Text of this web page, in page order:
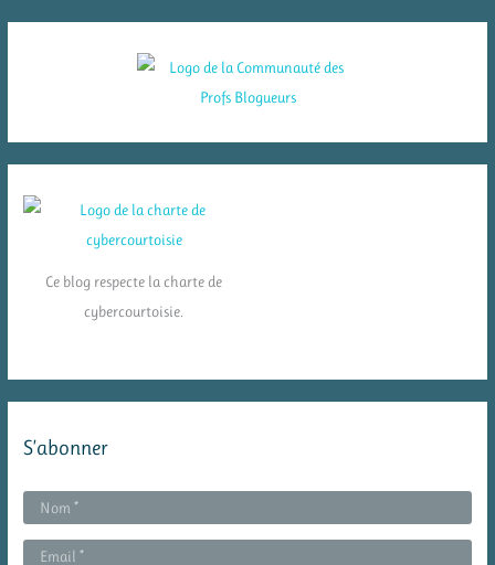
Ce blog respecte la charte de
cybercourtoisie.
S’abonner